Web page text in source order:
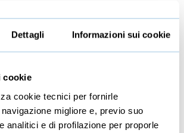
Dettagli Informazioni sui cookie
cookie
cookie tecnici per fornirle
navigazione migliore e, previo suo
analitici e di profilazione per proporle
Google
Data analyst